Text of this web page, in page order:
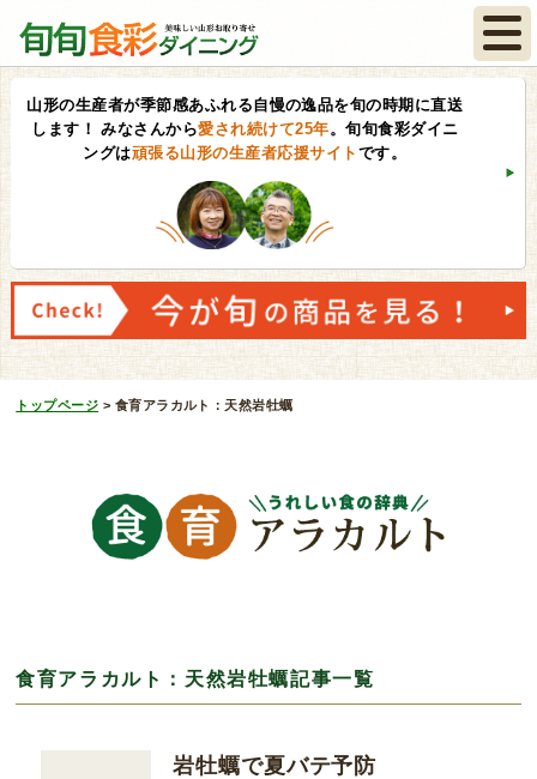
山形の生産者が季節感あふれる自慢の逸品を旬の時期に直送
します！ みなさんから愛され続けて25年。旬旬食彩ダイニ
ングは頑張る山形の生産者応援サイト です。
トップページ > 食育アラカルト：天然岩牡蠣
食育アラカルト：天然岩牡蠣記事一覧
岩牡蠣で夏バテ予防